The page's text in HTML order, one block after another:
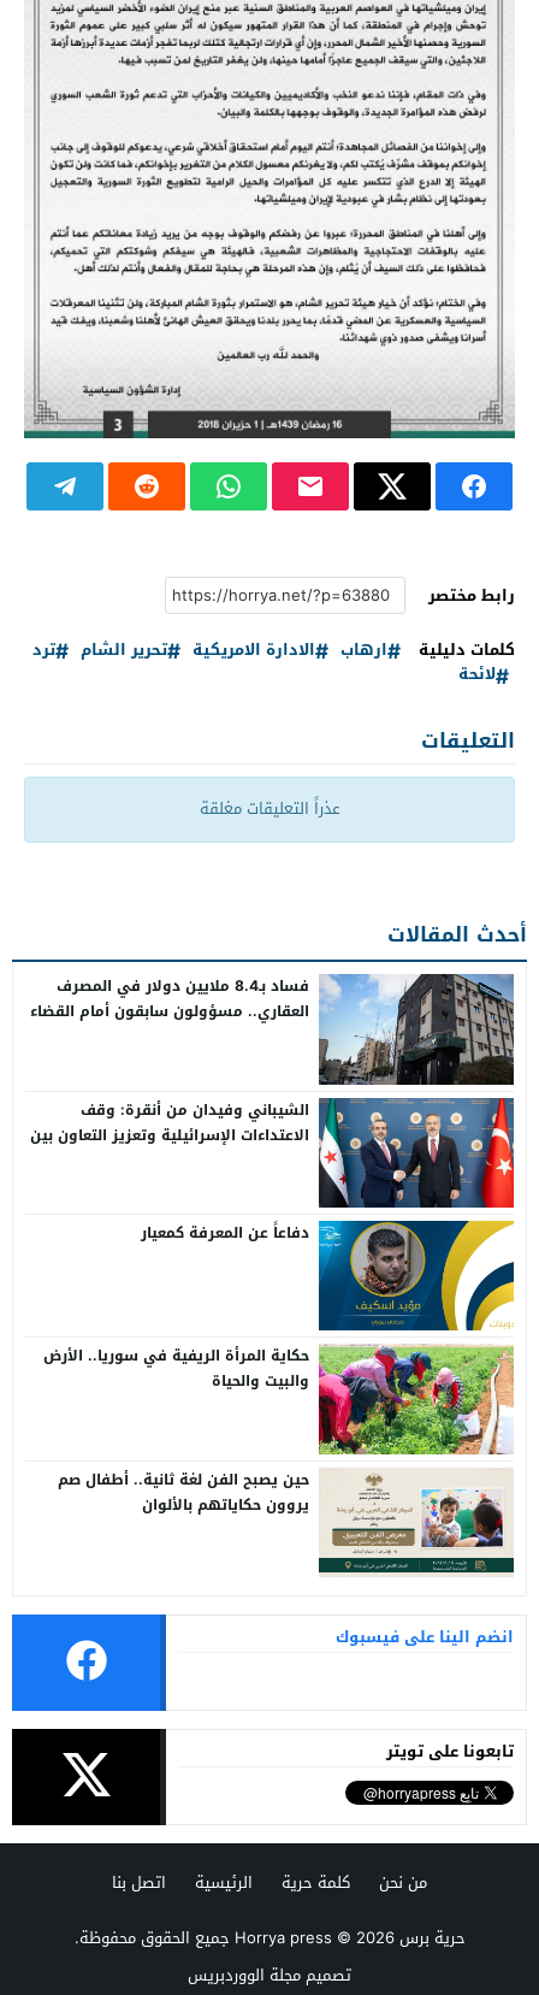
رابط مختصر
كلمات دليلية
ارهاب الادارة الامريكية تحرير الشام
ترد
لائحة
التعليقات
عذراً التعليقات مغلقة
أحدث المقالات
فساد بـ8.4 ملايين دولار في المصرف
العقاري.. مسؤولون سابقون أمام القضاء
الشيباني وفيدان من أنقرة: وقف
الاعتداءات الإسرائيلية وتعزيز التعاون بين
دفاعاً عن المعرفة كمعيار
حكاية المرأة الريفية في سوريا.. الأرض
والبيت والحياة
حين يصبح الفن لغة ثانية.. أطفال صم
يروون حكاياتهم بالألوان
انضم الينا على فيسبوك
تابعونا على تويتر
من نحن كلمة حرية الرئيسية
اتصل بنا
حرية برس Horrya press© 2026 جميع الحقوق محفوظة.
تصميممجلة الووردبريس